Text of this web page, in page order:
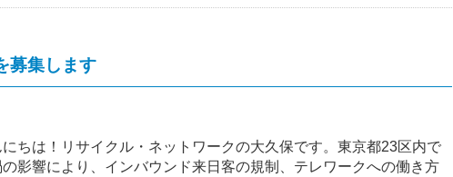
募集します
ちは！リサイクル・ネットワークの大久保です。東京都23区内で
影響により、インバウンド来日客の規制、テレワークへの働き方